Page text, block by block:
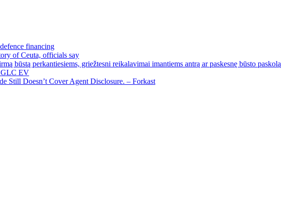
financing
of Ceuta, officials say
būstą perkantiesiems, griežtesni reikalavimai imantiems antrą ar paskesnę būsto paskolą
GLC EV
Still Doesn’t Cover Agent Disclosure. – Forkast